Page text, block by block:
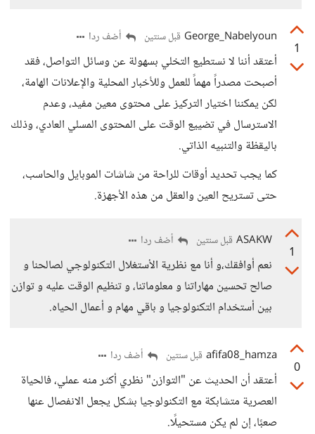
1
George_Nabelyoun قبل سنتين أضف ردا
أعتقد أننا لا نستطيع التخلي بسهولة عن وسائل التواصل، فقد
أصبحت مصدراً مهماً للعمل وللأخبار المحلية والإعلانات الهامة،
لكن يمكننا اختيار التركيز على محتوى معين مفيد، وعدم
الاسترسال في تضييع الوقت على المحتوى المسلي العادي، وذلك
باليقظة والتنبيه الذاتي.
كما يجب تحديد أوقات للراحة من شاشات الموبايل والحاسب،
حتى تستريح العين والعقل من هذه الأجهزة.
1
ASAKW قبل سنتين أضف ردا
نعم أوافقك،و أنا مع نظرية الأستغلال التكنولوجي لصالحنا و
صالح تحسين مهاراتنا و معلوماتنا، و تنظيم الوقت عليه و توازن
بين أستخدام التكنولوجيا و باقي مهام و أعمال الحياه.
0
afifa08_hamza قبل سنتين أضف ردا
أعتقد أن الحديث عن "التوازن" نظري أكثر منه عملي، فالحياة
العصرية متشابكة مع التكنولوجيا بشكل يجعل الانفصال عنها
صعبًا، إن لم يكن مستحيلًا.